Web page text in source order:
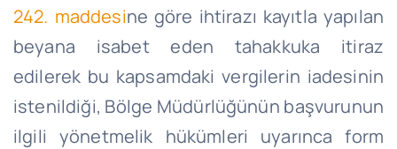
242. maddesine göre ihtirazı kayıtla yapılan
beyana isabet eden tahakkuka itiraz
edilerek bu kapsamdaki vergilerin iadesinin
istenildiği, Bölge Müdürlüğünün başvurunun
ilgili yönetmelik hükümleri uyarınca form